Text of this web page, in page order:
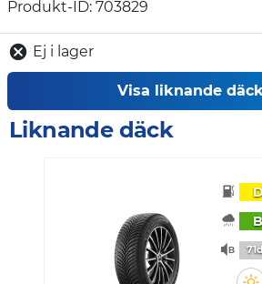
Produkt-ID: 703829
Ej i lager
Visa liknande
Liknande däck
B